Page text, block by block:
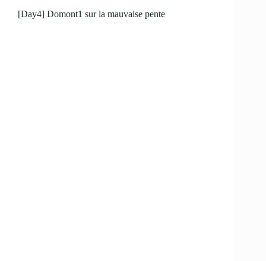
[Day4] Domont1 sur la mauvaise pente